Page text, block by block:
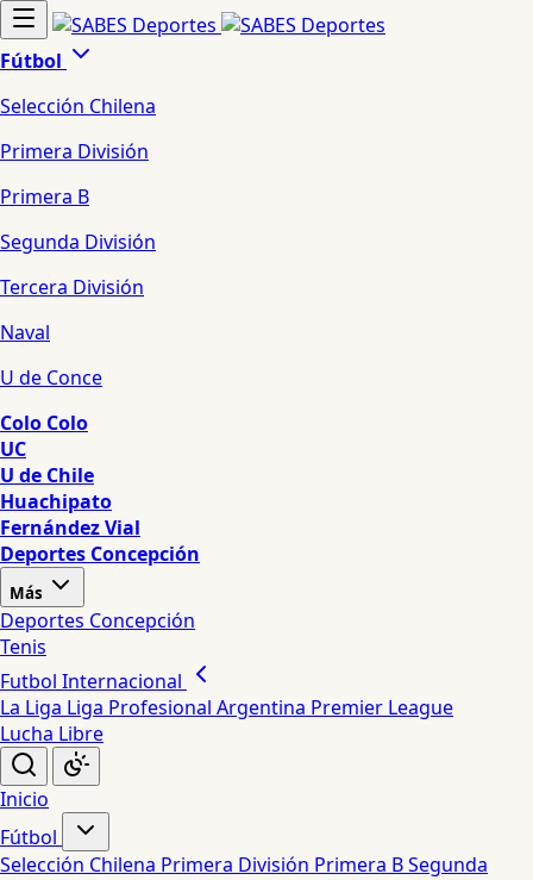
Fútbol
Selección Chilena
Primera División
Primera B
Segunda División
Tercera División
Naval
U de Conce
Colo Colo
UC
U de Chile
Huachipato
Fernández Vial
Deportes Concepción
Más
Deportes Concepción
Tenis
Futbol Internacional
La Liga Liga Profesional Argentina Premier League
Lucha Libre
Inicio
Fútbol
Selección Chilena Primera División Primera BSegunda